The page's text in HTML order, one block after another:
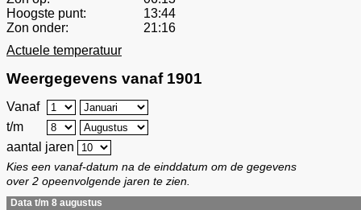
Hoogste punt:
13:44
Zon onder:
21:16
Actuele temperatuur
Weergegevens vanaf 1901
Vanaf
t/m
aantal jaren
Kies een vanaf-datum na de einddatum om de gegevens
over 2 opeenvolgende jaren te zien.
Data t/m 8 augustus